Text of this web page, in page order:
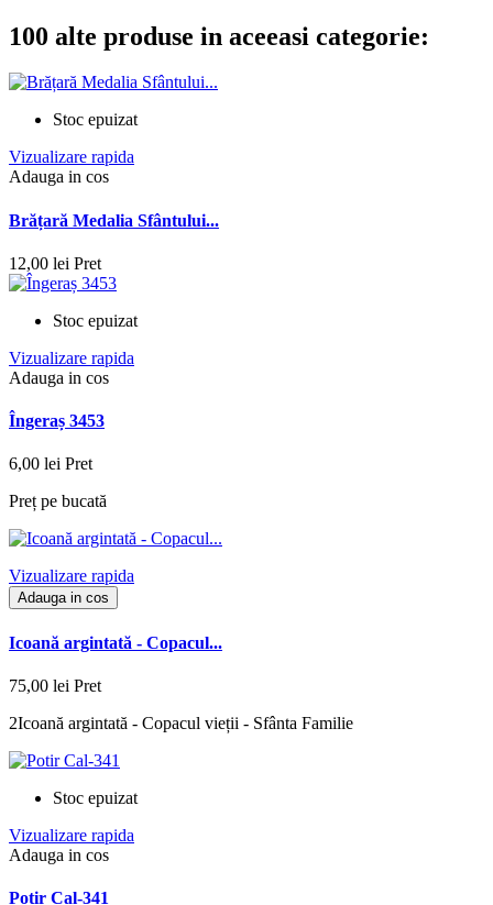
100 alte produse in aceeasi categorie:
Stoc epuizat
Vizualizare rapida
Adauga in cos
Brățară Medalia Sfântului...
12,00 lei Pret
Stoc epuizat
Vizualizare rapida
Adauga in cos
Îngeraș 3453
6,00 lei Pret
Preț pe bucată
Vizualizare rapida
Adauga in cos
Icoană argintată - Copacul...
75,00 lei Pret
2Icoană argintată - Copacul vieții - Sfânta Familie
Stoc epuizat
Vizualizare rapida
Adauga in cos
Potir Cal-341